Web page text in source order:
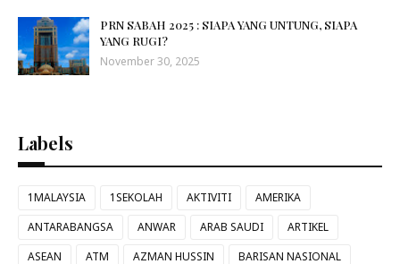
PRN SABAH 2025 : SIAPA YANG UNTUNG, SIAPA
YANG RUGI?
November 30, 2025
Labels
1MALAYSIA 1SEKOLAH AKTIVITI
AMERIKA
ANTARABANGSA
ANWAR ARAB SAUDI
ARTIKEL
ASEAN
ATM AZMAN HUSSIN
BARISAN NASIONAL